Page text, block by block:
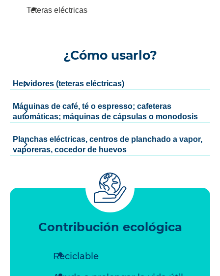
Teteras eléctricas
¿Cómo usarlo?
Hervidores (teteras eléctricas)
Máquinas de café, té o espresso; cafeteras
automáticas; máquinas de cápsulas o monodosis
Planchas eléctricas, centros de planchado a vapor,
vaporeras, cocedor de huevos
Contribución ecológica
Reciclable